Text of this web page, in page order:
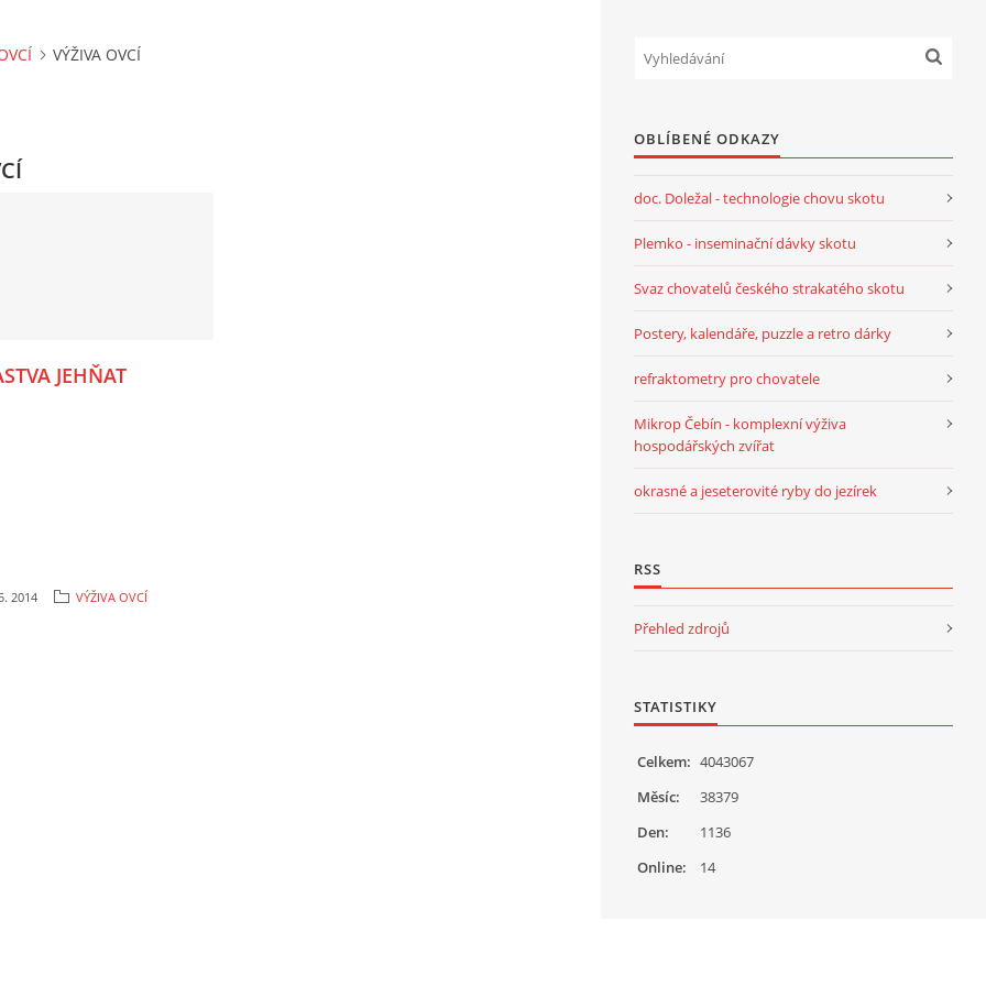
VÝŽIVA OVCÍ
JEHŇAT
2014 VÝŽIVA OVCÍ
OBLÍBENÉ ODKAZY
doc. Doležal - technologie chovu skotu
Plemko - inseminační dávky skotu
Svaz chovatelů českého strakatého skotu
Postery, kalendáře, puzzle a retro dárky
refraktometry pro chovatele
Mikrop Čebín - komplexní výživa
hospodářských zvířat
okrasné a jeseterovité ryby do jezírek
RSS
Přehled zdrojů
STATISTIKY
Online: 14
Celkem: 4043067
Měsíc:
38379
Den:
1136